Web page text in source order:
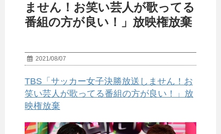
ません！お笑い芸人が歌ってる
番組の方が良い！」放映権放棄
2021/08/07
TBS「サッカー女子決勝放送しません！お
笑い芸人が歌ってる番組の方が良い！」放
映権放棄